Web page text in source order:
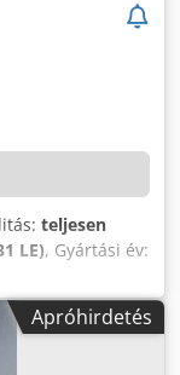
teljesen
LE), Gyártási év:
tartálykapacitás:
, térfogatáram:
, A kompresszort
az olajat és
Apróhirdetés